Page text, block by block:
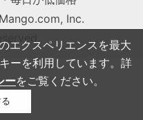
エクスペリエンスを最大
ーを利用しています。詳
ーをご覧ください。
Inc.